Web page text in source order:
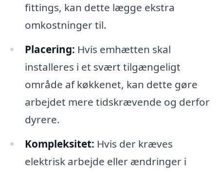
fittings, kan dette lægge ekstra
omkostninger til.
Placering: Hvis emhætten skal
installeres i et svært tilgængeligt
område af køkkenet, kan dette gøre
arbejdet mere tidskrævende og derfor
dyrere.
Kompleksitet: Hvis der kræves
elektrisk arbejde eller ændringer i